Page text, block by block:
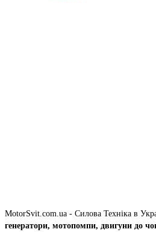
MotorSvit.com.ua - Силова Техніка в
генератори, мотопомпи, двигуни до